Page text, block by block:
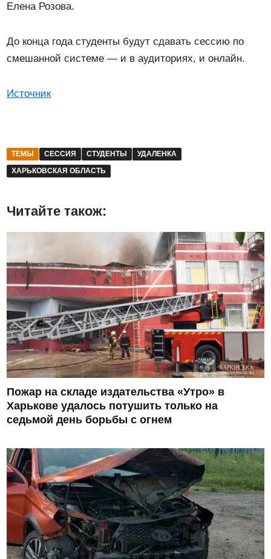
Елена Розова.
До конца года студенты будут сдавать сессию по
смешанной системе — и в аудиториях, и онлайн.
Источник
ТЕМЫ СЕССИЯ СТУДЕНТЫ
УДАЛЕНКА
ХАРЬКОВСКАЯ ОБЛАСТЬ
Читайте також:
Пожар на складе издательства «Утро» в
Харькове удалось потушить только на
седьмой день борьбы с огнем